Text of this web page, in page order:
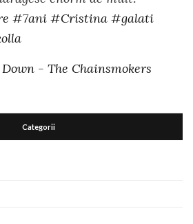
#7ani #Cristina #galati
- The Chainsmokers
Categorii